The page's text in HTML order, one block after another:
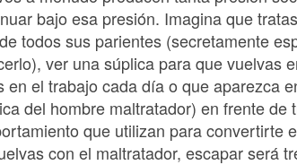
bajo esa presión. Imagina que
todos sus parientes (secretamente
ver una súplica para que vuelvas
el trabajo cada día o que aparezca
del hombre maltratador) en frente de
que utilizan para convertirte
con el maltratador, escapar será